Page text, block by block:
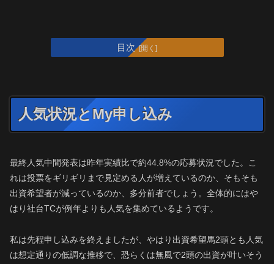
目次
人気状況とMy申し込み
最終人気中間発表は昨年実績比で約44.8%の応募状況でした。こ
れは投票をギリギリまで見定める人が増えているのか、そもそも
出資希望者が減っているのか、多分前者でしょう。全体的にはや
はり社台TCが例年よりも人気を集めているようです。
私は先程申し込みを終えましたが、やはり出資希望馬2頭とも人気
は想定通りの低調な推移で、恐らくは無風で2頭の出資が叶いそう